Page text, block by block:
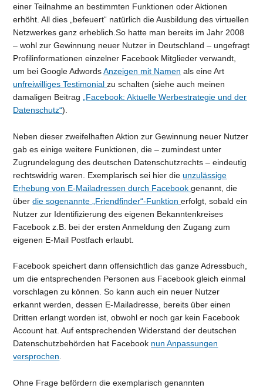
einer Teilnahme an bestimmten Funktionen oder Aktionen
erhöht. All dies „befeuert“ natürlich die Ausbildung des virtuellen
Netzwerkes ganz erheblich.So hatte man bereits im Jahr 2008
– wohl zur Gewinnung neuer Nutzer in Deutschland – ungefragt
Profilinformationen einzelner Facebook Mitglieder verwandt,
um bei Google AdwordsAnzeigen mit Namen als eine Art
unfreiwilliges Testimonialzu schalten (siehe auch meinen
damaligen Beitrag
„Facebook: Aktuelle Werbestrategie und der
Datenschutz“).
Neben dieser zweifelhaften Aktion zur Gewinnung neuer Nutzer
gab es einige weitere Funktionen, die – zumindest unter
Zugrundelegung des deutschen Datenschutzrechts – eindeutig
rechtswidrig waren. Exemplarisch sei hier dieunzulässige
Erhebung von E-Mailadressen durch Facebookgenannt, die
überdie sogenannte „Friendfinder“-Funktionerfolgt, sobald ein
Nutzer zur Identifizierung des eigenen Bekanntenkreises
Facebook z.B. bei der ersten Anmeldung den Zugang zum
eigenen E-Mail Postfach erlaubt.
Facebook speichert dann offensichtlich das ganze Adressbuch,
um die entsprechenden Personen aus Facebook gleich einmal
vorschlagen zu können. So kann auch ein neuer Nutzer
erkannt werden, dessen E-Mailadresse, bereits über einen
Dritten erlangt worden ist, obwohl er noch gar kein Facebook
Account hat. Auf entsprechenden Widerstand der deutschen
Datenschutzbehörden hat Facebook nun Anpassungen
versprochen.
Ohne Frage befördern die exemplarisch genannten